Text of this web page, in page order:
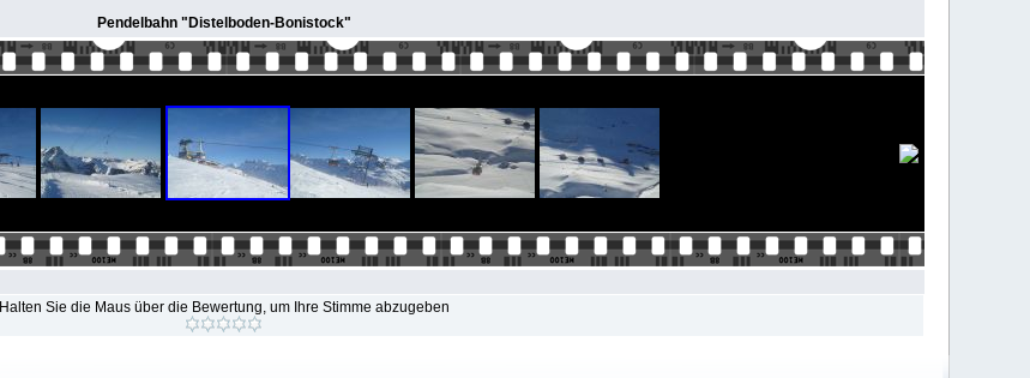
Pendelbahn "Distelboden-Bonistock"
Halten Sie die Maus über die Bewertung, um Ihre Stimme abzugeben